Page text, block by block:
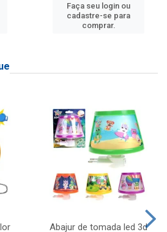
Faça seu login ou
cadastre-se para
comprar.
Abajur de tomada led 3d